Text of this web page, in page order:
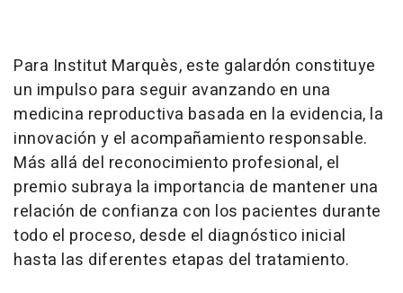
Para Institut Marquès, este galardón constituye
un impulso para seguir avanzando en una
medicina reproductiva basada en la evidencia, la
innovación y el acompañamiento responsable.
Más allá del reconocimiento profesional, el
premio subraya la importancia de mantener una
relación de confianza con los pacientes durante
todo el proceso, desde el diagnóstico inicial
hasta las diferentes etapas del tratamiento.